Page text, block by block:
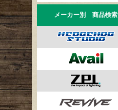
メーカー別 商品検索